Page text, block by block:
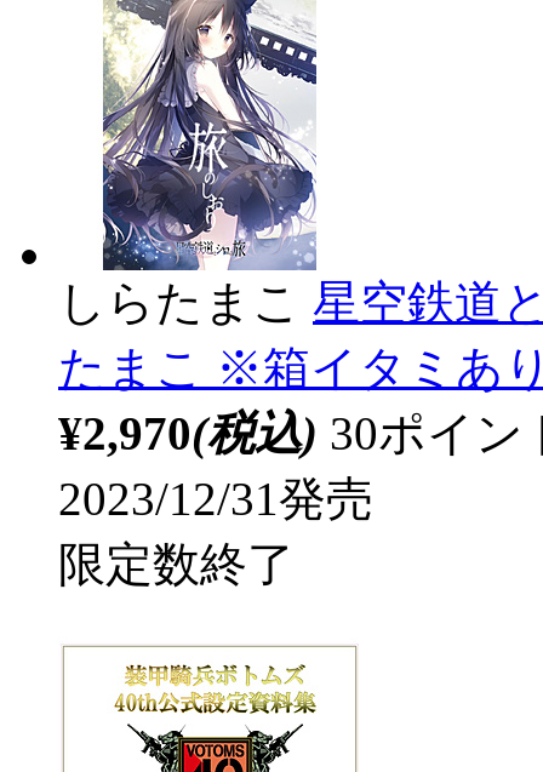
しらたまこ 星空鉄道
たまこ ※箱イタミあ
¥2,970(税込) 30ポイ
2023/12/31発売
限定数終了